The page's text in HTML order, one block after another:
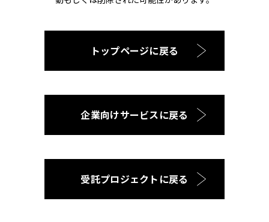
トップページに戻る
企業向けサービスに戻る
受託プロジェクトに戻る